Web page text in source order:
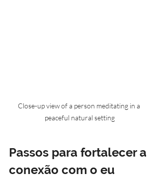
Close-up view of a person meditating in a
peaceful natural setting
Passos para fortalecer a
conexão com o eu